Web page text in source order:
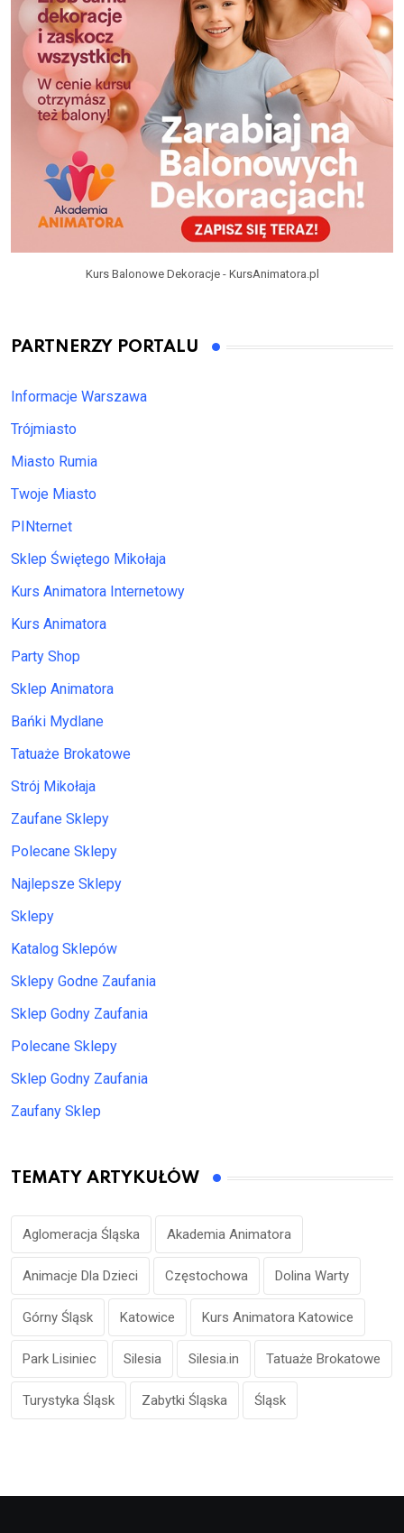
Kurs Balonowe Dekoracje - KursAnimatora.pl
PARTNERZY PORTALU
Informacje Warszawa
Trójmiasto
Miasto Rumia
Twoje Miasto
PINternet
Sklep Świętego Mikołaja
Kurs Animatora Internetowy
Kurs Animatora
Party Shop
Sklep Animatora
Bańki Mydlane
Tatuaże Brokatowe
Strój Mikołaja
Zaufane Sklepy
Polecane Sklepy
Najlepsze Sklepy
Sklepy
Katalog Sklepów
Sklepy Godne Zaufania
Sklep Godny Zaufania
Polecane Sklepy
Sklep Godny Zaufania
Zaufany Sklep
TEMATY ARTYKUŁÓW
Aglomeracja Śląska Akademia Animatora
Animacje Dla Dzieci Częstochowa Dolina Warty
Górny Śląsk Katowice Kurs Animatora Katowice
Park Lisiniec Silesia Silesia.in Tatuaże Brokatowe
Turystyka Śląsk Zabytki Śląska Śląsk